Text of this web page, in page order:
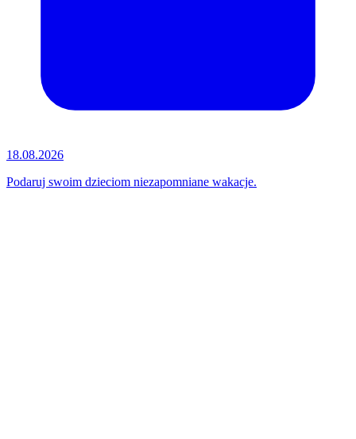
18.08.2026
Podaruj swoim dzieciom niezapomniane wakacje.